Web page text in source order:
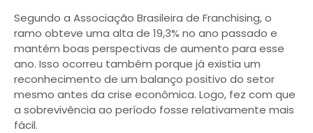
Segundo a Associação Brasileira de Franchising, o
ramo obteve uma alta de 19,3% no ano passado e
mantém boas perspectivas de aumento para esse
ano. Isso ocorreu também porque já existia um
reconhecimento de um balanço positivo do setor
mesmo antes da crise econômica. Logo, fez com que
a sobrevivência ao período fosse relativamente mais
fácil.